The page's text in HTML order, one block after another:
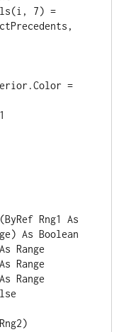
=
Rng1 As
As Boolean